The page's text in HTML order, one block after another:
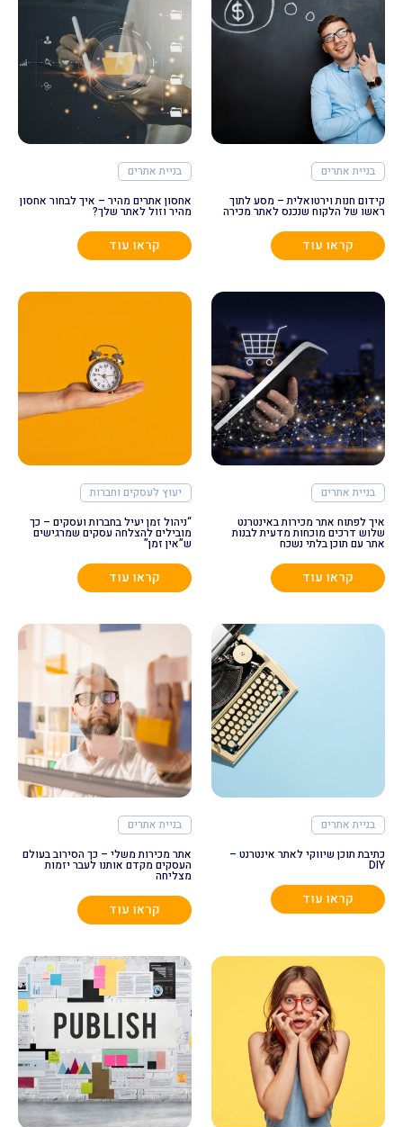
בניית אתרים
קידום חנות וירטואלית – מסע לתוך
ראשו של הלקוח שנכנס לאתר מכירה
קראו עוד
בניית אתרים
אחסון אתרים מהיר – איך לבחור אחסון
מהיר וזול לאתר שלך?
קראו עוד
בניית אתרים
איך לפתוח אתר מכירות באינטרנט
שלוש דרכים מוכחות מדעית לבנות
אתר עם תוכן בלתי נשכח
קראו עוד
יעוץ לעסקים וחברות
“ניהול זמן יעיל בחברות ועסקים – כך
מובילים להצלחה עסקים שמרגישים
ש”אין זמן”
קראו עוד
בניית אתרים
כתיבת תוכן שיווקי לאתר אינטרנט –
DIY
קראו עוד
בניית אתרים
אתר מכירות משלי – כך הסירוב בעולם
העסקים מקדם אותנו לעבר יזמות
מצליחה
קראו עוד